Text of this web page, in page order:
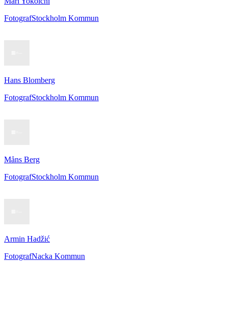
FotografStockholm Kommun
Hans Blomberg
FotografStockholm Kommun
Måns Berg
FotografStockholm Kommun
Armin Hadžić
FotografNacka Kommun